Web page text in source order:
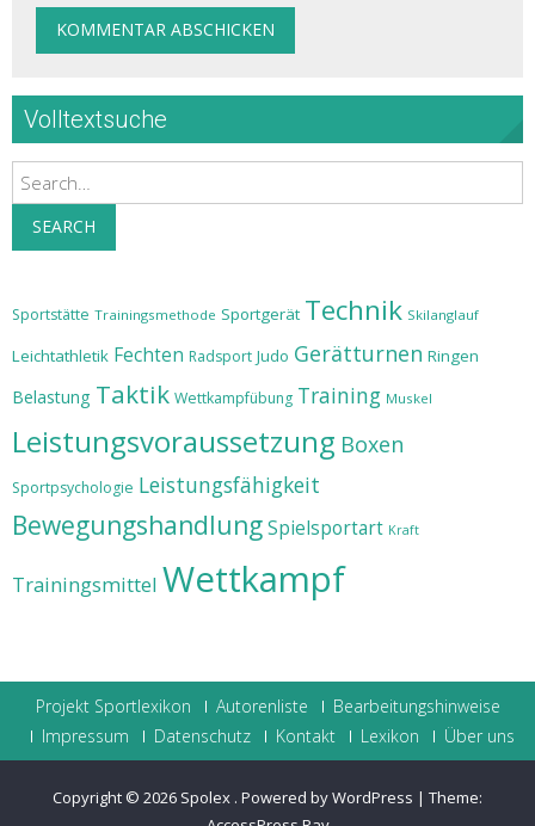
Volltextsuche
Search
SEARCH
Sportstätte Trainingsmethode Sportgerät Technik Skilanglauf
Leichtathletik Fechten Radsport Judo Gerätturnen Ringen
Belastung Taktik Wettkampfübung Training Muskel
Leistungsvoraussetzung Boxen
Sportpsychologie Leistungsfähigkeit
BewegungshandlungSpielsportart Kraft
Trainingsmittel Wettkampf
Projekt Sportlexikon Autorenliste
Bearbeitungshinweise
Impressum
Datenschutz Kontakt Lexikon Über uns
Copyright © 2026 Spolex . Powered by WordPress | Theme: